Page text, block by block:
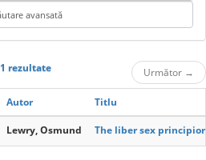
1 rezultate Următor →
Autor Titlu
Lewry, Osmund The liber sex